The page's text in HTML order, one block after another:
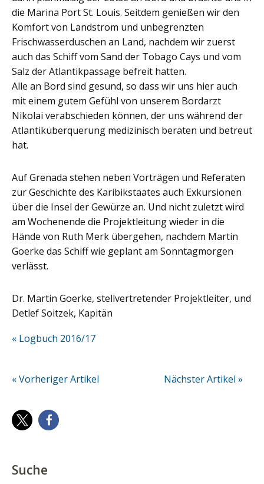
die Marina Port St. Louis. Seitdem genießen wir den
Komfort von Landstrom und unbegrenzten
Frischwasserduschen an Land, nachdem wir zuerst
auch das Schiff vom Sand der Tobago Cays und vom
Salz der Atlantikpassage befreit hatten.
Alle an Bord sind gesund, so dass wir uns hier auch
mit einem gutem Gefühl von unserem Bordarzt
Nikolai verabschieden können, der uns während der
Atlantiküberquerung medizinisch beraten und betreut
hat.
Auf Grenada stehen neben Vorträgen und Referaten
zur Geschichte des Karibikstaates auch Exkursionen
über die Insel der Gewürze an. Und nicht zuletzt wird
am Wochenende die Projektleitung wieder in die
Hände von Ruth Merk übergehen, nachdem Martin
Goerke das Schiff wie geplant am Sonntagmorgen
verlässt.
Dr. Martin Goerke, stellvertretender Projektleiter, und
Detlef Soitzek, Kapitän
« Logbuch 2016/17
Nächster Artikel »
« Vorheriger Artikel
Suche